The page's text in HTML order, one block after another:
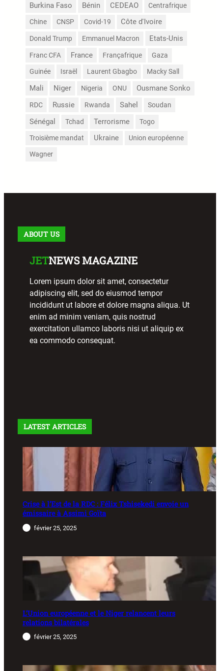
Burkina Faso Bénin CEDEAO Centrafrique
Chine CNSP Covid-19 Côte d'Ivoire
Donald Trump Emmanuel Macron Etats-Unis
Franc CFA France Françafrique Gaza
Guinée Israël Laurent Gbagbo Macky Sall
Mali Niger Nigeria ONU Ousmane Sonko
RDC Russie Rwanda Sahel Soudan
Sénégal Tchad Terrorisme Togo
Troisième mandat Ukraine Union européenne
Wagner
ABOUT US
JETNEWS MAGAZINE
Lorem ipsum dolor sit amet, consectetur
adipiscing elit, sed do eiusmod tempor
incididunt ut labore et dolore magna aliqua. Ut
enim ad minim veniam, quis nostrud
exercitation ullamco laboris nisi ut aliquip ex
ea commodo consequat.
LATEST ARTICLES
Crise à l’Est de la RDC : Félix Tshisekedi envoie un
émissaire à Assimi Goïta
février 25, 2025
L’Union européenne et le Niger relancent leurs
relations bilatérales
février 25, 2025